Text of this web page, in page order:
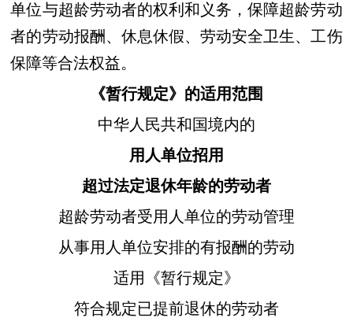
单位与超龄劳动者的权利和义务，保障超龄劳动
者的劳动报酬、休息休假、劳动安全卫生、工伤
保障等合法权益。
《暂行规定》的适用范围
中华人民共和国境内的
用人单位招用
超过法定退休年龄的劳动者
超龄劳动者受用人单位的劳动管理
从事用人单位安排的有报酬的劳动
适用《暂行规定》
符合规定已提前退休的劳动者